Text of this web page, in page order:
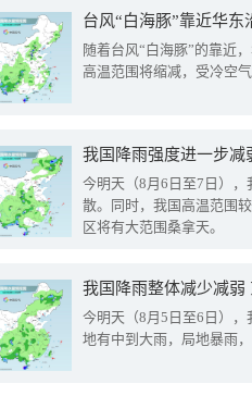
台风“白海豚”靠近华
随着台风“白海豚”的靠近
高温范围将缩减，受冷空
今明天（8月6日至7日）
散。同时，我国高温范围
区将有大范围桑拿天。
我国降雨整体减少减弱
今明天（8月5日至6日）
地有中到大雨，局地暴雨